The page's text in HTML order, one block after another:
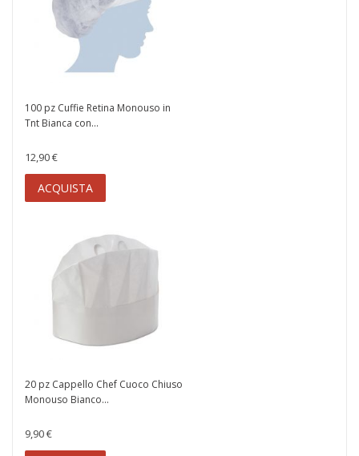
100 pz Cuffie Retina Monouso in
Tnt Bianca con...
12,90 €
ACQUISTA
20 pz Cappello Chef Cuoco Chiuso
Monouso Bianco...
9,90 €